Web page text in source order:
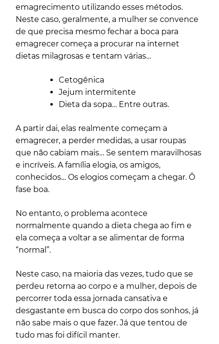
emagrecimento utilizando esses métodos.
Neste caso, geralmente, a mulher se convence
de que precisa mesmo fechar a boca para
emagrecer começa a procurar na internet
dietas milagrosas e tentam várias…
Cetogênica
Jejum intermitente
Dieta da sopa… Entre outras.
A partir dai, elas realmente começam a
emagrecer, a perder medidas, a usar roupas
que não cabiam mais… Se sentem maravilhosas
e incríveis. A família elogia, os amigos,
conhecidos… Os elogios começam a chegar. Ô
fase boa.
No entanto, o problema acontece
normalmente quando a dieta chega ao fim e
ela começa a voltar a se alimentar de forma
“normal”.
Neste caso, na maioria das vezes, tudo que se
perdeu retorna ao corpo e a mulher, depois de
percorrer toda essa jornada cansativa e
desgastante em busca do corpo dos sonhos, já
não sabe mais o que fazer. Já que tentou de
tudo mas foi difícil manter.